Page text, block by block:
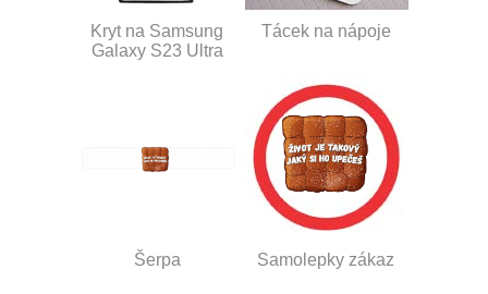
Kryt na Samsung
Galaxy S23 Ultra
Tácek na nápoje
Šerpa Samolepky zákaz